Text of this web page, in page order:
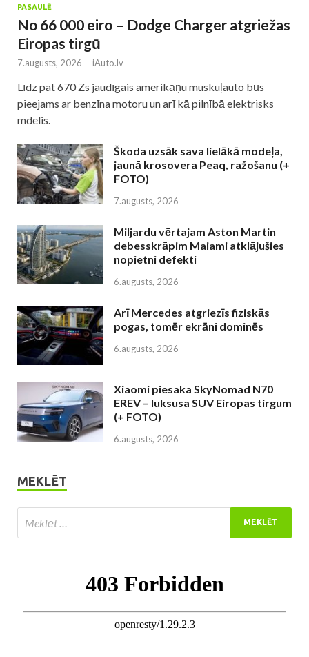
PASAULĒ
No 66 000 eiro – Dodge Charger atgriežas
Eiropas tirgū
7.augusts, 2026 - iAuto.lv
Līdz pat 670 Zs jaudīgais amerikāņu muskuļauto būs
pieejams ar benzīna motoru un arī kā pilnībā elektrisks
mdelis.
Škoda uzsāk sava lielākā modeļa,
jaunā krosovera Peaq, ražošanu (+
FOTO)
7.augusts, 2026
Miljardu vērtajam Aston Martin
debesskrāpim Maiami atklājušies
nopietni defekti
6.augusts, 2026
Arī Mercedes atgriezīs fiziskās
pogas, tomēr ekrāni dominēs
6.augusts, 2026
Xiaomi piesaka SkyNomad N70
EREV – luksusa SUV Eiropas tirgum
(+ FOTO)
6.augusts, 2026
MEKLĒT